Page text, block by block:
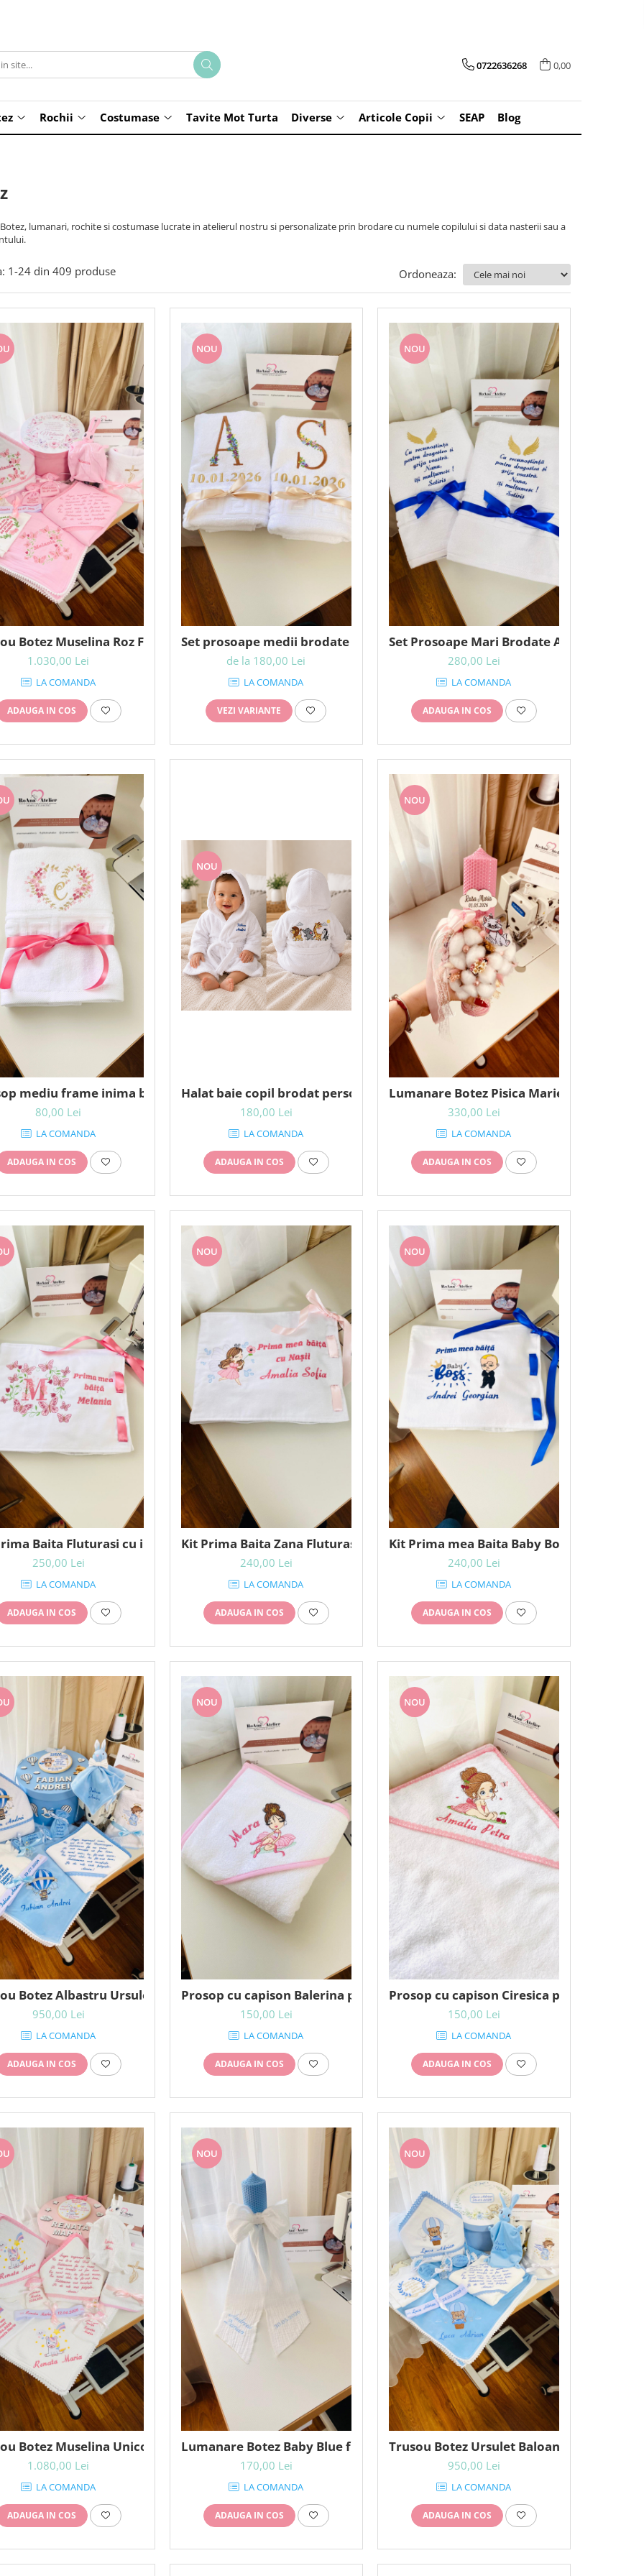
0722636268 0,00
Rochii Costumase Tavite Mot Turta Diverse Articole Copii SEAP Blog
lumanari, rochite si costumase lucrate in atelierul nostru si personalizate prin brodare cu numele copilului si data nasterii sau a
1-24din 409 produse Ordoneaza:
Botez Muselina Roz Fluturasi
1.030,00 Lei
LA COMANDA
ADAUGA IN COS
NOU
Set prosoape medii brodate cu initiala si data
de la 180,00 Lei
LA COMANDA
VEZI VARIANTE
NOU
Set Prosoape Mari Brodate Aripi
280,00 Lei
LA COMANDA
ADAUGA IN COS
mediu frame inima brodat initiala
80,00 Lei
LA COMANDA
ADAUGA IN COS
NOU
Halat baie copil brodat personalizat
180,00 Lei
LA COMANDA
ADAUGA IN COS
NOU
Lumanare Botez Pisica Marie flori bumbac
330,00 Lei
LA COMANDA
ADAUGA IN COS
Baita Fluturasi cu initiala personalizat
250,00 Lei
LA COMANDA
ADAUGA IN COS
NOU
Kit Prima Baita Zana Fluturas personalizat
240,00 Lei
LA COMANDA
ADAUGA IN COS
NOU
Kit Prima mea Baita Baby Boss
240,00 Lei
LA COMANDA
ADAUGA IN COS
Botez Albastru Ursulet in Balon cu aer cald
950,00 Lei
LA COMANDA
ADAUGA IN COS
NOU
Prosop cu capison Balerina personalizat
150,00 Lei
LA COMANDA
ADAUGA IN COS
NOU
Prosop cu capison Ciresica personalizat
150,00 Lei
LA COMANDA
ADAUGA IN COS
Botez Muselina Unicorn Cutie Pene
1.080,00 Lei
LA COMANDA
ADAUGA IN COS
NOU
Lumanare Botez Baby Blue funda muselina alba
170,00 Lei
LA COMANDA
ADAUGA IN COS
NOU
Trusou Botez Ursulet Baloane aer cald
950,00 Lei
LA COMANDA
ADAUGA IN COS